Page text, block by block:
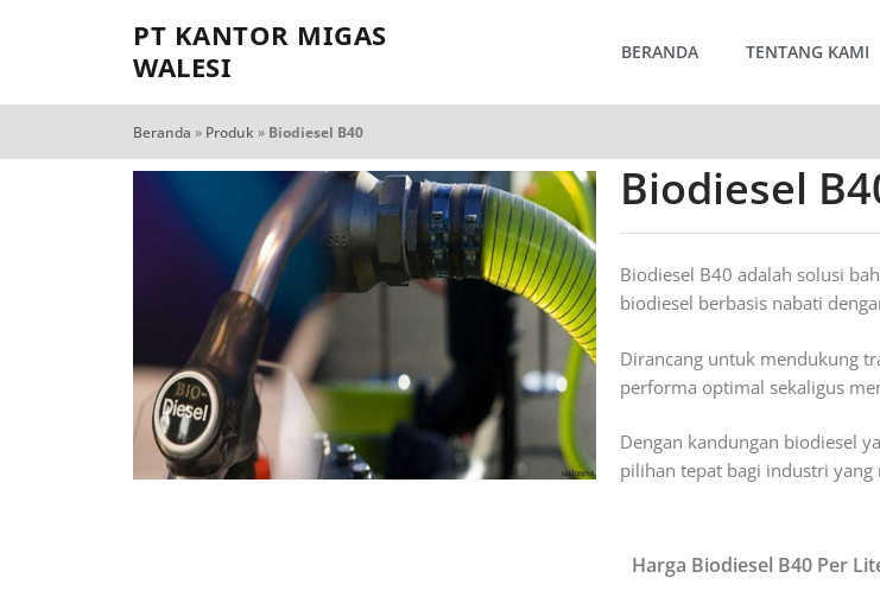
PT KANTOR MIGAS
WALESI
BERANDA TENTANG KAMI
Beranda » Produk » Biodiesel B40
Biodiesel
Biodiesel B40 adalah solusi
biodiesel berbasis nabati
Dirancang untuk mendukung
performa optimal sekaligus
Dengan kandungan biodiesel
pilihan tepat bagi industri
Harga Biodiesel B40 Per